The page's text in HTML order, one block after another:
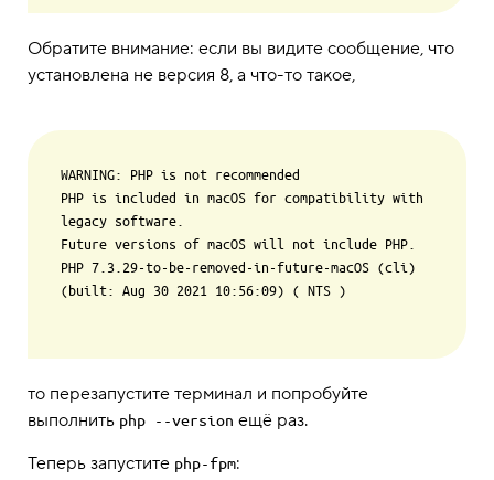
Обратите внимание: если вы видите сообщение, что
установлена не версия 8, а что-то такое,
WARNING: PHP is not recommended
PHP is included in macOS for compatibility with
legacy software.
Future versions of macOS will not include PHP.
PHP 7.3.29-to-be-removed-in-future-macOS (cli)
(built: Aug 30 2021 10:56:09) ( NTS )
то перезапустите терминал и попробуйте
выполнить php --version ещё раз.
Теперь запустите php-fpm: